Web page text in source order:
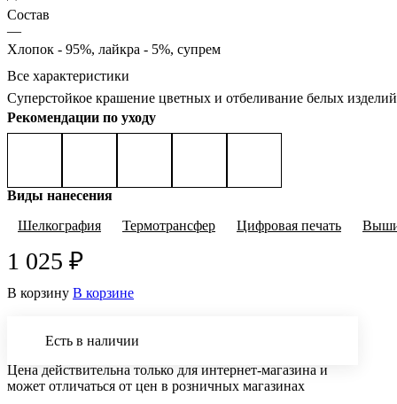
Состав
—
Хлопок - 95%, лайкра - 5%, супрем
Все характеристики
Суперстойкое крашение цветных и отбеливание белых
Рекомендации по уходу
Виды нанесения
Шелкография
Термотрансфер Цифровая печать
1 025 ₽
В корзину В корзине
Есть в наличии
Цена действительна только для интернет-магазина и
может отличаться от цен в розничных магазинах